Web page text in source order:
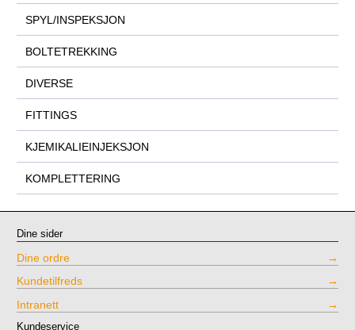
SPYL/INSPEKSJON
BOLTETREKKING
DIVERSE
FITTINGS
KJEMIKALIEINJEKSJON
KOMPLETTERING
Dine sider
Dine ordre
Kundetilfreds
Intranett
Kundeservice